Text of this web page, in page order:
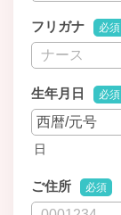
フリガナ 必須
生年月日 必須
日
ご住所 必須